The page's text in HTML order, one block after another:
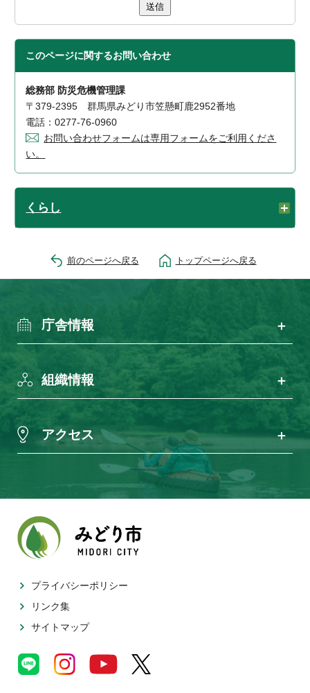
送信
このページに関するお問い合わせ
総務部 防災危機管理課
〒379-2395 群馬県みどり市笠懸町鹿2952番地
電話：0277-76-0960
お問い合わせフォームは専用フォームをご利用くださ
い。
くらし
前のページへ戻る トップページへ戻る
庁舎情報
組織情報
アクセス
プライバシーポリシー
リンク集
サイトマップ